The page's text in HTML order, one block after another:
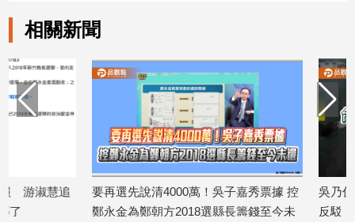
消
健
康/
親
子/
術
相關新聞
要再選先說清4000萬！吳子嘉秀票據 控
鄭永金為鄭朝方2018選縣長籌錢至今未
吳乃仁管收12天就
反駁：沒有司法雙標